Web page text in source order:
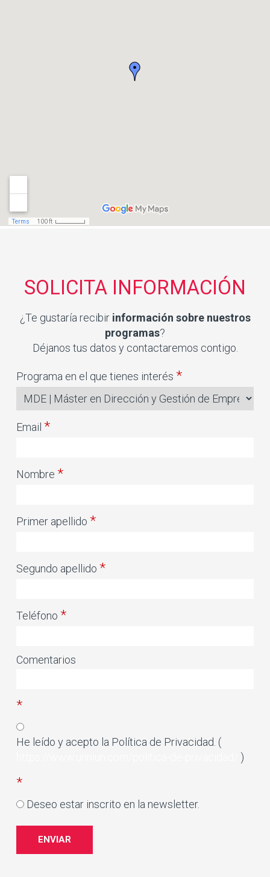
SOLICITA INFORMACIÓN
¿Te gustaría recibir información sobre nuestros
programas?
Déjanos tus datos y contactaremos contigo.
Programa en el que tienes interés *
Email *
Nombre *
Primer apellido *
Segundo apellido *
Teléfono *
Comentarios
*
He leído y acepto la Política de Privacidad. (
)
*
Deseo estar inscrito en la newsletter.